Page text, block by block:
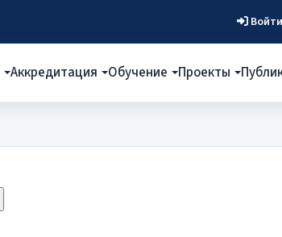
Войти
Аккредитация Обучение Проекты